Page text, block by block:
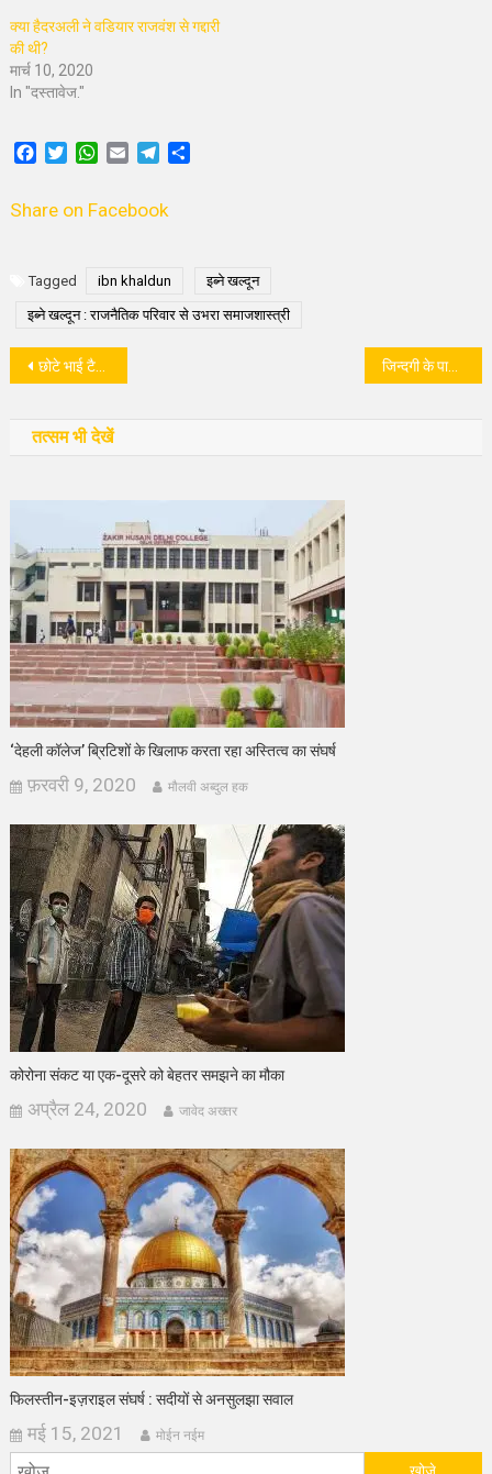
क्या हैदरअली ने वडियार राजवंश से गद्दारी
की थी?
मार्च 10, 2020
In "दस्तावेज."
Facebook
TwitterWhatsApp
Email Telegram
Share on Facebook
Tagged ibn khaldun इब्ने खल्दून
इब्ने खल्दून : राजनैतिक परिवार से उभरा समाजशास्त्री
पोस्ट
छोटे भाई टैगोर की मुख़रता से स्वर्णकुमारी रही उपेक्षित लेखिका जिन्दगी के पाठशाला ने बनाया अन्नाभाऊ को ‘लोकशाहीर’
तत्सम भी देखें
‘देहली कॉलेज’ ब्रिटिशों के खिलाफ करता रहा अस्तित्व का संघर्ष
फ़रवरी 9, 2020 मौलवी अब्दुल हक
कोरोना संकट या एक-दूसरे को बेहतर समझने का मौका
अप्रैल 24, 2020 जावेद अख्तर
फिलस्तीन-इज़राइल संघर्ष : सदीयों से अनसुलझा सवाल
मई 15, 2021 मोईन नईम